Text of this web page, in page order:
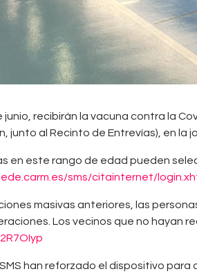
junio, recibirán la vacuna contra la
junto al Recinto de Entrevías), en
en este rango de edad pueden
sms/citainternet/
masivas anteriores, las
Los vecinos que no hayan
han reforzado el dispositivo